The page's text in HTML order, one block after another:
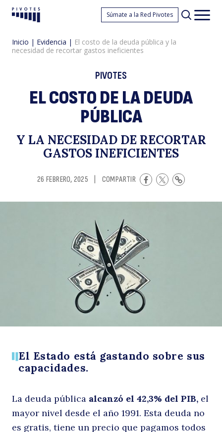
El
Pivotes Súmate a la Red Pivotes
Inicio | Evidencia | El costo de la deuda pública y la
necesidad de recortar gastos ineficientes
PIVOTES
EL COSTO DE LA DEUDA
PÚBLICA
Y LA NECESIDAD DE RECORTAR
GASTOS INEFICIENTES
26 FEBRERO, 2025 COMPARTIR
El Estado está gastando sobre sus
capacidades.
La deuda pública alcanzó el 42,3% del PIB, el
mayor nivel desde el año 1991. Esta deuda no
es gratis, tiene un precio que pagamos todos